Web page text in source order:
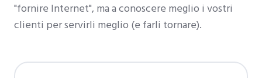
"fornire Internet", ma a conoscere meglio i vostri
clienti per servirli meglio (e farli tornare).